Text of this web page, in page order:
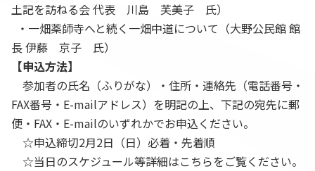
土記を訪ねる会 代表 川島 芙美子 氏）
・一畑薬師寺へと続く一畑中道について（大野公民館 館
長 伊藤 京子 氏）
【申込方法】
参加者の氏名（ふりがな）・住所・連絡先（電話番号・
FAX番号・ E-mailア ドレス）を明記の上、下記の宛先に郵
便・ FAX ・ E-mailのいずれかでお申込ください。
☆申込締切2月2日（日）必着・先着順
☆当日のスケジュール等詳細はこちらをご覧ください。